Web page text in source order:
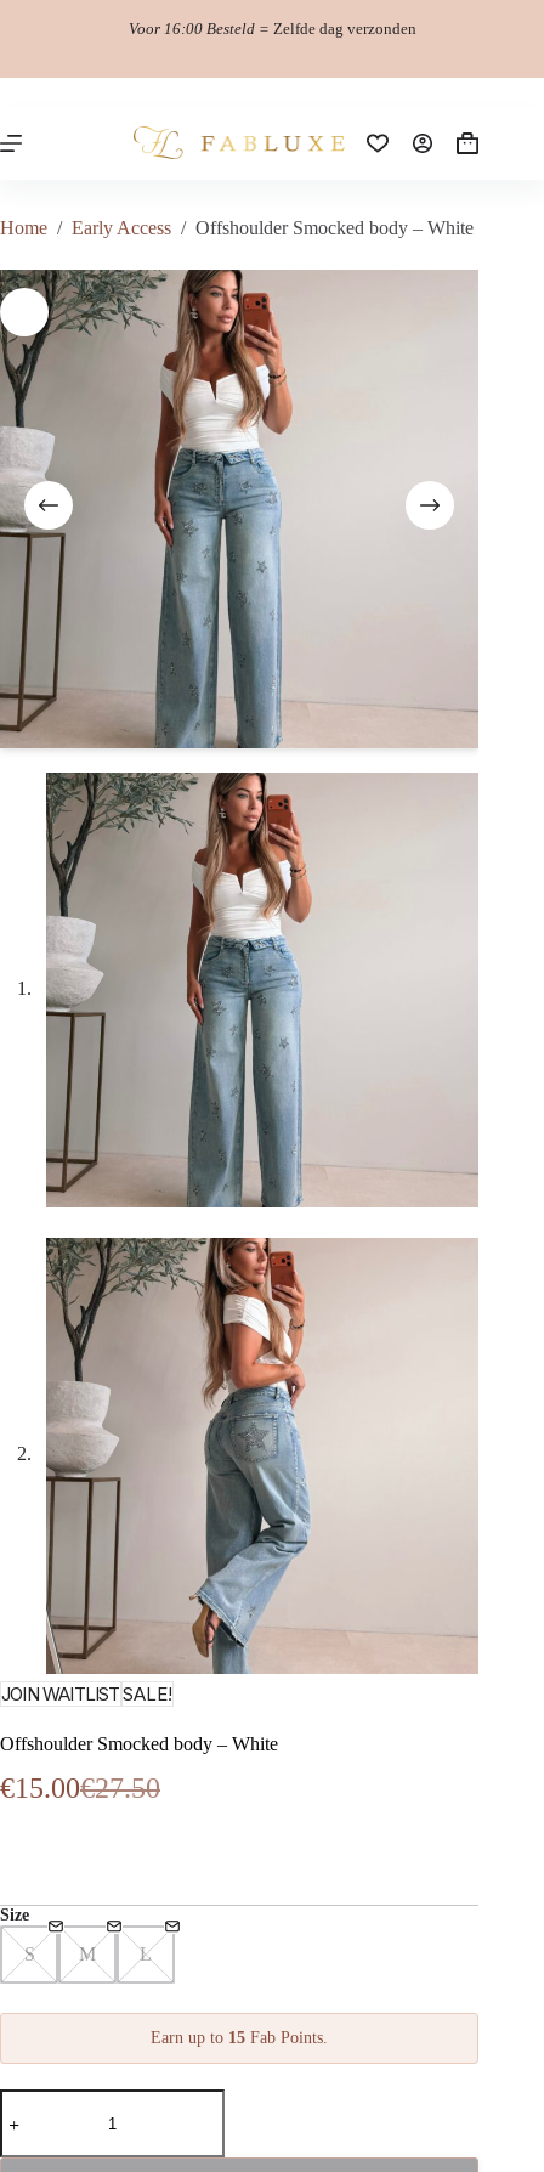
inhoud
Voor 16:00 Besteld = Zelfde dag verzonden
Home / Early Access / Offshoulder Smocked body – White
JOIN WAITLISTSALE!
Offshoulder Smocked body – White
€27.50
Oorspronkelijke
€15.00Huidige
Size
S M L
Earn up to 15 Fab Points.
Offshoulder
Smocked
-